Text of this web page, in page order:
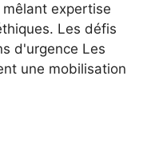
expertise
Les défis
d'urgence Les
une mobilisation